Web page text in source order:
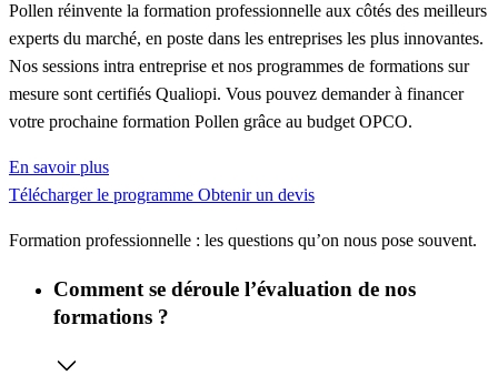
Pollen réinvente la formation professionnelle aux côtés des meilleurs
experts du marché, en poste dans les entreprises les plus innovantes.
Nos sessions intra entreprise et nos programmes de formations sur
mesure sont certifiés Qualiopi. Vous pouvez demander à financer
votre prochaine formation Pollen grâce au budget OPCO.
En savoir plus
Télécharger le programme Obtenir un devis
Formation professionnelle : les questions qu’on nous pose souvent.
Comment se déroule l’évaluation de nos
formations ?